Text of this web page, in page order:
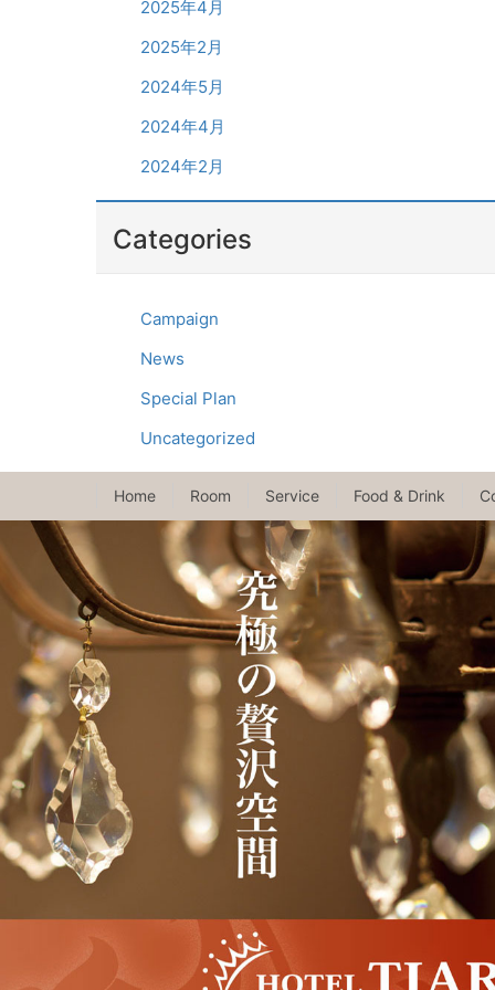
2025年4月
2025年2月
2024年5月
2024年4月
2024年2月
Categories
Campaign
News
Special Plan
Uncategorized
Home Room Service Food & Drink